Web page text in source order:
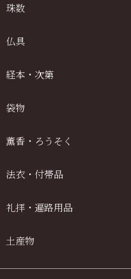
珠数
仏具
経本・次第
袋物
薫香・ろうそく
法衣・付帯品
礼拝・遍路用品
土産物